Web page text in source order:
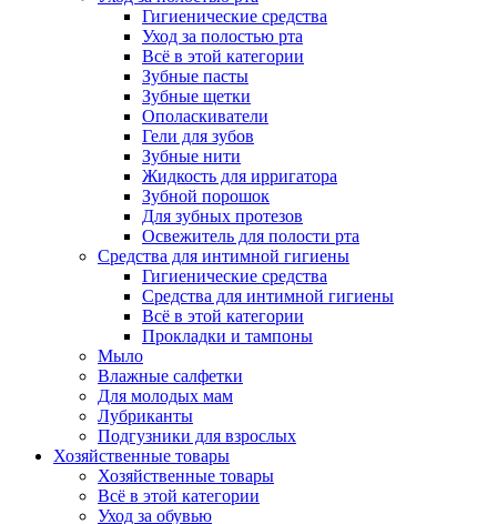
Гигиенические средства
Уход за полостью рта
Всё в этой категории
Зубные пасты
Зубные щетки
Ополаскиватели
Гели для зубов
Зубные нити
Жидкость для ирригатора
Зубной порошок
Для зубных протезов
Освежитель для полости рта
Средства для интимной гигиены
Гигиенические средства
Средства для интимной гигиены
Всё в этой категории
Прокладки и тампоны
Мыло
Влажные салфетки
Для молодых мам
Лубриканты
Подгузники для взрослых
Хозяйственные товары
Хозяйственные товары
Всё в этой категории
Уход за обувью